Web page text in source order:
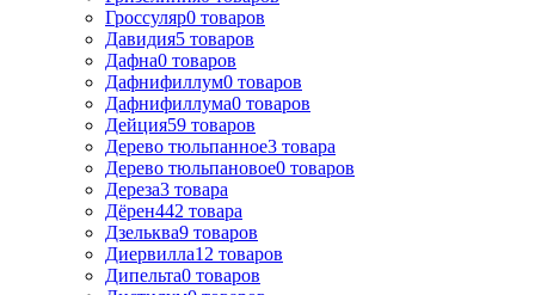
Гроссуляр0 товаров
Давидия5 товаров
Дафна0 товаров
Дафнифиллум0 товаров
Дафнифиллума0 товаров
Дейция59 товаров
Дерево тюльпанное3 товара
Дерево тюльпановое0 товаров
Дереза3 товара
Дёрен442 товара
Дзельква9 товаров
Диервилла12 товаров
Дипельта0 товаров